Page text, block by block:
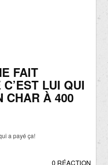
FAIT
LUI QUI
CHAR À 400
a payé ça!
0 RÉACTION